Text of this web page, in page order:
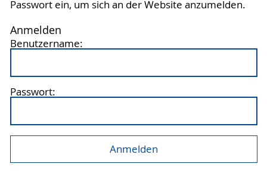
Passwort ein, um sich an der Website anzumelden.
Anmelden
Benutzername:
Passwort: